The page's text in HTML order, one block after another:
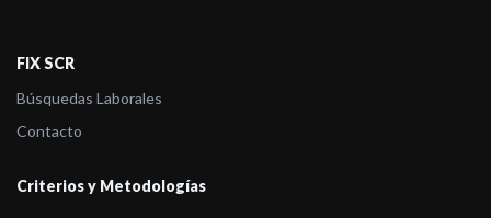
- FIX (afiliada de Fitch Ratings) comenta acciones de calificación
FIX (afiliada de Fitch) asigna la calificación AAAf(arg) a Delta
-FIX (afiliada de Fitch Ratings) comenta acciones de calificación
FIX SCR
Búsquedas Laborales
Contacto
Criterios y Metodologías